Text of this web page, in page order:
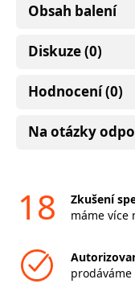
Obsah balení
Diskuze (0)
Hodnocení (0)
Na otázky
18
Zkušení
máme více